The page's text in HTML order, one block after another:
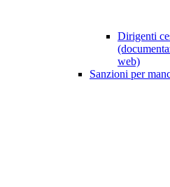
Dirigenti
web)
Sanzioni per